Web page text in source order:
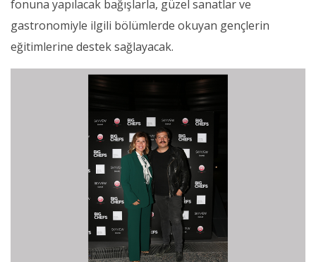
fonuna yapılacak bağışlarla, güzel sanatlar ve
gastronomiyle ilgili bölümlerde okuyan gençlerin
eğitimlerine destek sağlayacak.